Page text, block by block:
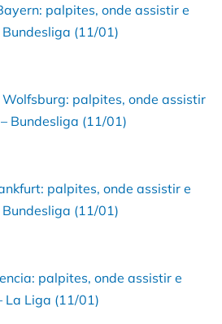
palpites, onde assistir e
Bundesliga (11/01)
Wolfsburg: palpites, onde assistir
Bundesliga (11/01)
palpites, onde assistir e
Bundesliga (11/01)
palpites, onde assistir e
La Liga (11/01)